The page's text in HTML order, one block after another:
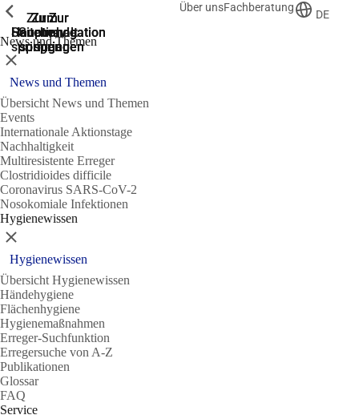
Zur
Suche
springen
Zur
Hauptnavigation
springen
Zur
Hauptnavigation
springen
Zum
Hauptinhalt
springen
Zum
Seitenende
springen
Über unsFachberatung
DE
News und Themen
Zeige vorherige
Schließen
News und Themen
Übersicht News und Themen
Events
Internationale Aktionstage
Nachhaltigkeit
Multiresistente Erreger
Clostridioides difficile
Coronavirus SARS-CoV-2
Nosokomiale Infektionen
Hygienewissen
Zeige vorherige
Schließen
Hygienewissen
Übersicht Hygienewissen
Händehygiene
Flächenhygiene
Hygienemaßnahmen
Erreger-Suchfunktion
Erregersuche von A-Z
Publikationen
Glossar
FAQ
Service
Zeige vorherige